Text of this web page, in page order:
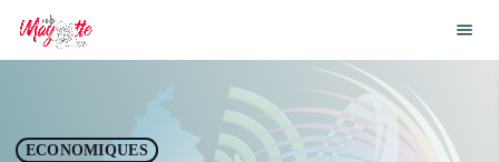
menu
close
play_arrow ECOUTER MAYOTTE ONE DANCE
ECONOMIQUES